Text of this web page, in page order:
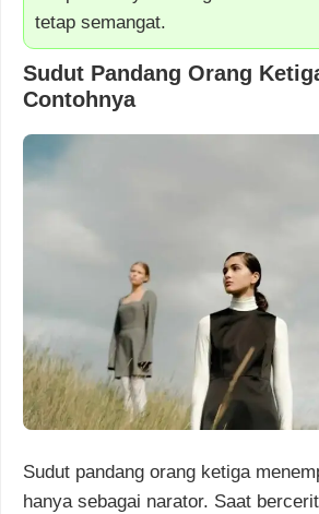
tetap semangat.
Sudut Pandang Orang
Contohnya
Sudut pandang orang ketiga
hanya sebagai narator. Saat